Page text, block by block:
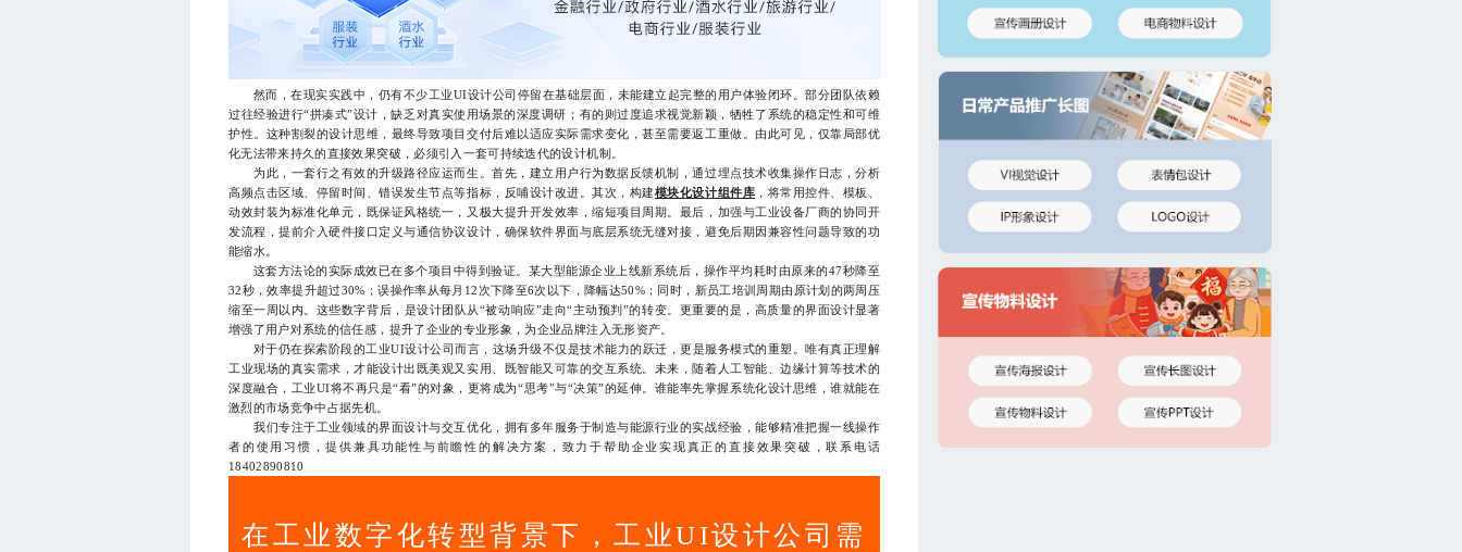
然而，在现实实践中，仍有不少工业UI设计公司停留在基础层面，未能建立起完整的用户体验闭环。部分团队依赖
过往经验进行“拼凑式”设计，缺乏对真实使用场景的深度调研；有的则过度追求视觉新颖，牺牲了系统的稳定性和可维
护性。这种割裂的设计思维，最终导致项目交付后难以适应实际需求变化，甚至需要返工重做。由此可见，仅靠局部优
化无法带来持久的直接效果突破，必须引入一套可持续迭代的设计机制。
为此，一套行之有效的升级路径应运而生。首先，建立用户行为数据反馈机制，通过埋点技术收集操作日志，分析
高频点击区域、停留时间、错误发生节点等指标，反哺设计改进。其次，构建模块化设计组件库 ，将常用控件、模板、
动效封装为标准化单元，既保证风格统一，又极大提升开发效率，缩短项目周期。最后，加强与工业设备厂商的协同开
发流程，提前介入硬件接口定义与通信协议设计，确保软件界面与底层系统无缝对接，避免后期因兼容性问题导致的功
能缩水。
这套方法论的实际成效已在多个项目中得到验证。某大型能源企业上线新系统后，操作平均耗时由原来的47秒降至
32秒，效率提升超过30%；误操作率从每月12次下降至6次以下，降幅达50%；同时，新员工培训周期由原计划的两周压
缩至一周以内。这些数字背后，是设计团队从“被动响应”走向“主动预判”的转变。更重要的是，高质量的界面设计显著
增强了用户对系统的信任感，提升了企业的专业形象，为企业品牌注入无形资产。
对于仍在探索阶段的工业UI设计公司而言，这场升级不仅是技术能力的跃迁，更是服务模式的重塑。唯有真正理解
工业现场的真实需求，才能设计出既美观又实用、既智能又可靠的交互系统。未来，随着人工智能、边缘计算等技术的
深度融合，工业UI将不再只是“看”的对象，更将成为“思考”与“决策”的延伸。谁能率先掌握系统化设计思维，谁就能在
激烈的市场竞争中占据先机。
我们专注于工业领域的界面设计与交互优化，拥有多年服务于制造与能源行业的实战经验，能够精准把握一线操作
者的使用习惯，提供兼具功能性与前瞻性的解决方案，致力于帮助企业实现真正的直接效果突破，联系电话
18402890810
在工业数字化转型背景下，工业UI设计公司需